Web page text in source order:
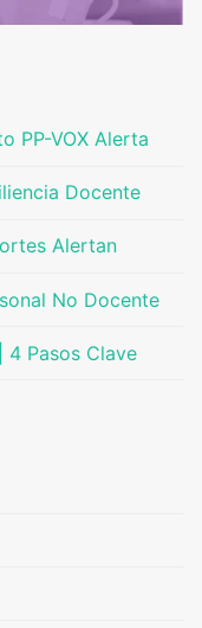
PP-VOX Alerta
Docente
Alertan
No Docente
4 Pasos Clave